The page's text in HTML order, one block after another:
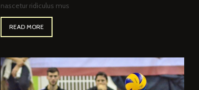
nascetur ridiculus mus
READ MORE